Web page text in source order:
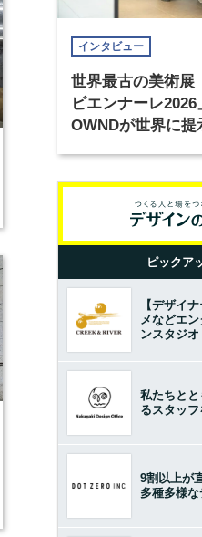
インタビュー
世界最古の美術展
ビエンナーレ
OWNDが世界に提
ピックア
【デザイ
メなどエ
ンスタジオ
私たちとと
るスタッ
9割以上が
多種多様な